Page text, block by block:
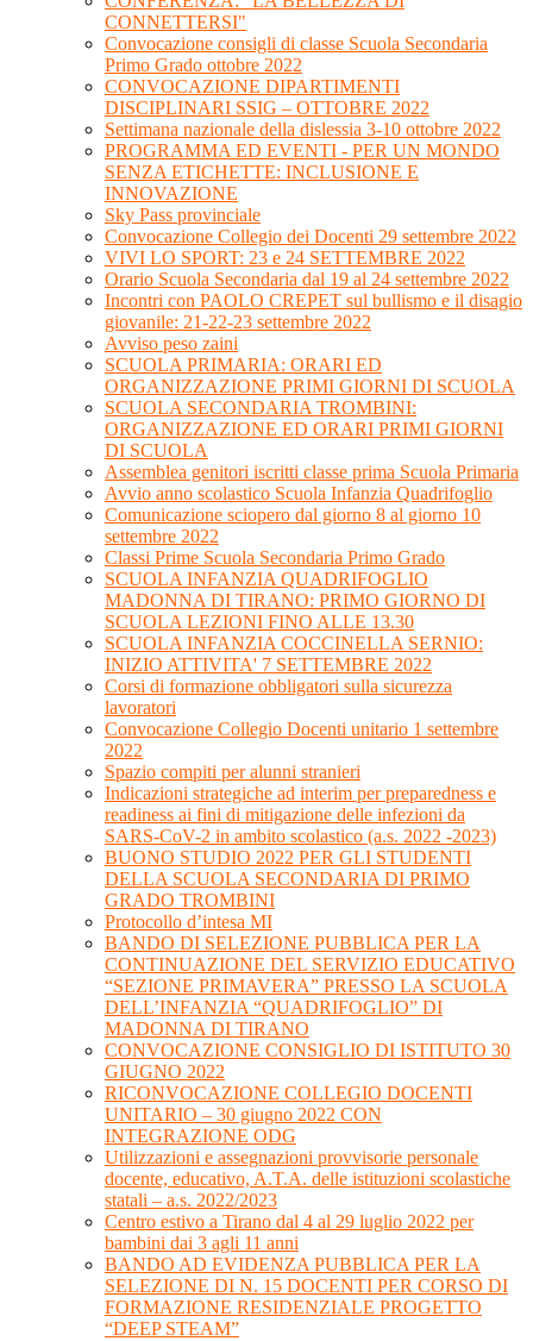
CONNETTERSI"
Convocazione consigli di classe Scuola Secondaria
Primo Grado ottobre 2022
CONVOCAZIONE DIPARTIMENTI
DISCIPLINARI SSIG – OTTOBRE 2022
Settimana nazionale della dislessia 3-10 ottobre 2022
PROGRAMMA ED EVENTI - PER UN MONDO
SENZA ETICHETTE: INCLUSIONE E
INNOVAZIONE
Sky Pass provinciale
Convocazione Collegio dei Docenti 29 settembre 2022
VIVI LO SPORT: 23 e 24 SETTEMBRE 2022
Orario Scuola Secondaria dal 19 al 24 settembre 2022
Incontri con PAOLO CREPET sul bullismo e il disagio
giovanile: 21-22-23 settembre 2022
Avviso peso zaini
SCUOLA PRIMARIA: ORARI ED
ORGANIZZAZIONE PRIMI GIORNI DI SCUOLA
SCUOLA SECONDARIA TROMBINI:
ORGANIZZAZIONE ED ORARI PRIMI GIORNI
DI SCUOLA
Assemblea genitori iscritti classe prima Scuola Primaria
Avvio anno scolastico Scuola Infanzia Quadrifoglio
Comunicazione sciopero dal giorno 8 al giorno 10
settembre 2022
Classi Prime Scuola Secondaria Primo Grado
SCUOLA INFANZIA QUADRIFOGLIO
MADONNA DI TIRANO: PRIMO GIORNO DI
SCUOLA LEZIONI FINO ALLE 13.30
SCUOLA INFANZIA COCCINELLA SERNIO:
INIZIO ATTIVITA' 7 SETTEMBRE 2022
Corsi di formazione obbligatori sulla sicurezza
lavoratori
Convocazione Collegio Docenti unitario 1 settembre
2022
Spazio compiti per alunni stranieri
Indicazioni strategiche ad interim per preparedness e
readiness ai fini di mitigazione delle infezioni da
SARS-CoV-2 in ambito scolastico (a.s. 2022 -2023)
BUONO STUDIO 2022 PER GLI STUDENTI
DELLA SCUOLA SECONDARIA DI PRIMO
GRADO TROMBINI
Protocollo d’intesa MI
BANDO DI SELEZIONE PUBBLICA PER LA
CONTINUAZIONE DEL SERVIZIO EDUCATIVO
“SEZIONE PRIMAVERA” PRESSO LA SCUOLA
DELL’INFANZIA “QUADRIFOGLIO” DI
MADONNA DI TIRANO
CONVOCAZIONE CONSIGLIO DI ISTITUTO 30
GIUGNO 2022
RICONVOCAZIONE COLLEGIO DOCENTI
UNITARIO – 30 giugno 2022 CON
INTEGRAZIONE ODG
Utilizzazioni e assegnazioni provvisorie personale
docente, educativo, A.T.A. delle istituzioni scolastiche
statali – a.s. 2022/2023
Centro estivo a Tirano dal 4 al 29 luglio 2022 per
bambini dai 3 agli 11 anni
BANDO AD EVIDENZA PUBBLICA PER LA
SELEZIONE DI N. 15 DOCENTI PER CORSO DI
FORMAZIONE RESIDENZIALE PROGETTO
“DEEP STEAM”